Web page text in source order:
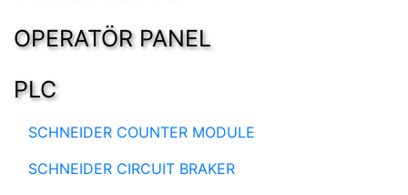
OPERATÖR PANEL
PLC
SCHNEIDER COUNTER MODULE
SCHNEIDER CIRCUIT BRAKER